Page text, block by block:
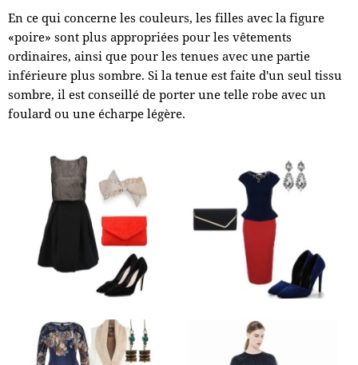
En ce qui concerne les couleurs, les filles avec la figure
«poire» sont plus appropriées pour les vêtements
ordinaires, ainsi que pour les tenues avec une partie
inférieure plus sombre. Si la tenue est faite d'un seul tissu
sombre, il est conseillé de porter une telle robe avec un
foulard ou une écharpe légère.